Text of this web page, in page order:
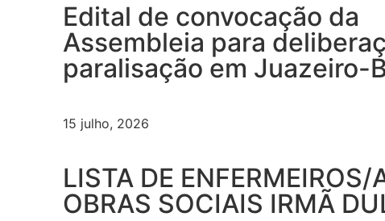
Edital de convocação da
Assembleia para
paralisação em Juazeiro-
15 julho, 2026
LISTA DE ENFERMEIROS/
OBRAS SOCIAIS IRMÃ